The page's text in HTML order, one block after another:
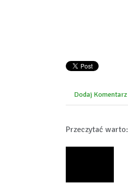
Dodaj Komentarz
Przeczytać warto: